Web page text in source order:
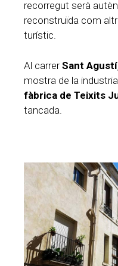
recorregut serà
reconstruïda com
turístic.
Al carrerSant
mostra de la
fàbrica de Teixits
tancada.